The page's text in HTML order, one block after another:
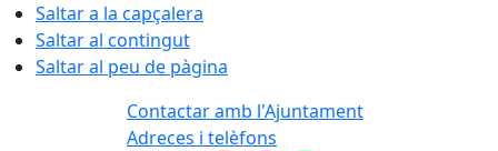
Saltar a la capçalera
Saltar al contingut
Saltar al peu de pàgina
Contactar amb l'Ajuntament
Adreces i telèfons